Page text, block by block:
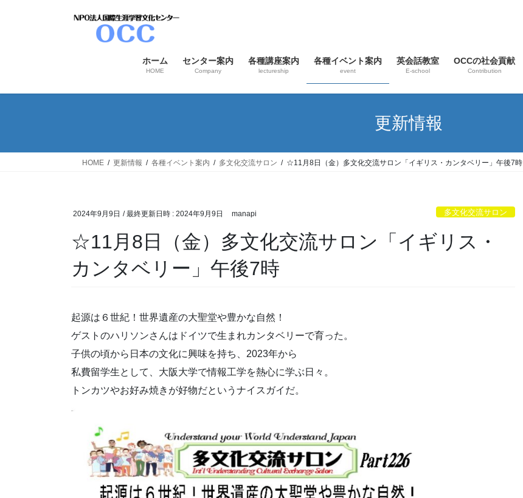
ス
ン
ホーム
HOME
センター案内
Company
各種講座案内
lectureship
各種イベント案内
event
英会話教室
E-school
OCCの社会貢献
Contribution
更新情報
HOME 更新情報 各種イベント案内 多文化交流サロン ☆11月8日（金）多文化交流サロン「イギリス・カンタベリー」午後7時
2024年9月9日 / 最終更新日時 : 2024年9月9日 manapi 多文化交流サロン
☆11月8日（金）多文化交流サロン「イギリス・
カンタベリー」午後7時
起源は６世紀！世界遺産の大聖堂や豊かな自然！
ゲストのハリソンさんはドイツで生まれカンタベリーで育った。
子供の頃から日本の文化に興味を持ち、2023年から
私費留学生として、大阪大学で情報工学を熱心に学ぶ日々。
トンカツやお好み焼きが好物だというナイスガイだ。